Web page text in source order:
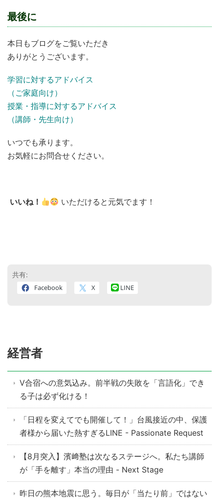
最後に
本日もブログをご覧いただき
ありがとうございます。
学習に対するアドバイス
（ご家庭向け）
授業・指導に対するアドバイス
（講師・先生向け）
いつでも承ります。
お気軽にお問合せください。
いいね！ いただけると元気でます！
共有:
Facebook X LINE
経営者
V合宿への意気込み。前半戦の失敗を「言語化」でき
る子は必ず化ける！
「日程を変えてでも開催して！」台風接近の中、保護
者様から届いた熱すぎるLINE - Passionate Request
【8月突入】濱﨑塾は次なるステージへ。私たち講師
が「手を離す」本当の理由 - Next Stage
昨日の熊本地震に思う。毎日が「当たり前」ではない